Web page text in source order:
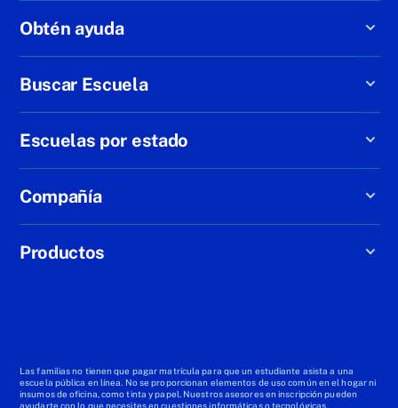
Obtén ayuda
Buscar Escuela
Escuelas por estado
Compañía
Productos
Las familias no tienen que pagar matrícula para que un estudiante asista a una
escuela pública en línea. No se proporcionan elementos de uso común en el hogar ni
insumos de oficina, como tinta y papel. Nuestros asesores en inscripción pueden
ayudarte con lo que necesites en cuestiones informáticas o tecnológicas.